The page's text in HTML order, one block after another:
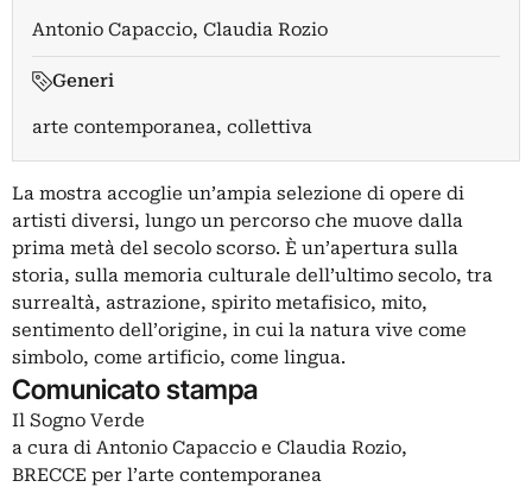
Antonio Capaccio, Claudia Rozio
Generi
arte contemporanea, collettiva
La mostra accoglie un’ampia selezione di opere di
artisti diversi, lungo un percorso che muove dalla
prima metà del secolo scorso. È un’apertura sulla
storia, sulla memoria culturale dell’ultimo secolo, tra
surrealtà, astrazione, spirito metafisico, mito,
sentimento dell’origine, in cui la natura vive come
simbolo, come artificio, come lingua.
Comunicato stampa
Il Sogno Verde
a cura di Antonio Capaccio e Claudia Rozio,
BRECCE per l’arte contemporanea